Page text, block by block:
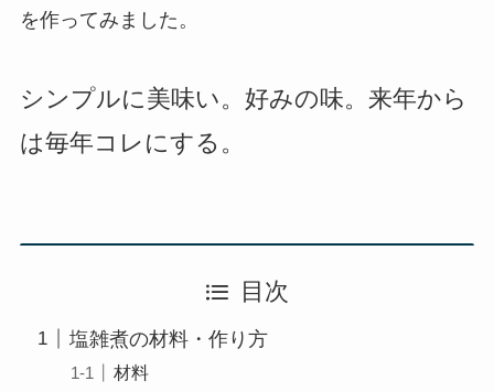
を作ってみました。
シンプルに美味い。好みの味。来年から
は毎年コレにする。
目次
塩雑煮の材料・作り方
材料